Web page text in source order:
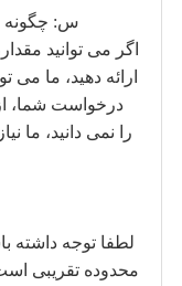
س: چگونه
درخواست شما،
را نمی دانید، ما
لطفا توجه داشته
محدوده تقریبی